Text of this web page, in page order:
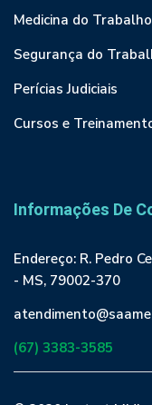
Medicina do Trabalho
Segurança do
Perícias Judiciais
Cursos e
Informações De
Endereço: R. Pedro
- MS, 79002-370
(67) 3383-3585